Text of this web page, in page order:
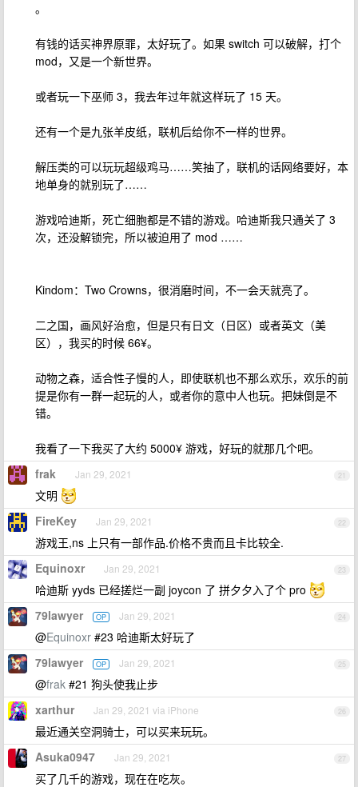
。
有钱的话买神界原罪，太好玩了。如果 switch 可以破解，打个
mod，又是一个新世界。
或者玩一下巫师 3，我去年过年就这样玩了 15 天。
还有一个是九张羊皮纸，联机后给你不一样的世界。
解压类的可以玩玩超级鸡马……笑抽了，联机的话网络要好，本
地单身的就别玩了……
游戏哈迪斯，死亡细胞都是不错的游戏。哈迪斯我只通关了 3
次，还没解锁完，所以被迫用了 mod ……
Kindom：Two Crowns，很消磨时间，不一会天就亮了。
二之国，画风好治愈，但是只有日文（日区）或者英文（美
区），我买的时候 66¥。
动物之森，适合性子慢的人，即使联机也不那么欢乐，欢乐的前
提是你有一群一起玩的人，或者你的意中人也玩。把妹倒是不
错。
我看了一下我买了大约 5000¥ 游戏，好玩的就那几个吧。
21
frak Jan 29, 2021
文明
22
FireKey Jan 29, 2021
游戏王,ns 上只有一部作品.价格不贵而且卡比较全.
23
Equinoxr Jan 29, 2021
哈迪斯 yyds 已经搓烂一副 joycon 了 拼夕夕入了个 pro
24
79lawyer OP Jan 29, 2021
@Equinoxr #23 哈迪斯太好玩了
25
79lawyer OP Jan 29, 2021
@frak #21 狗头使我止步
26
xarthur Jan 29, 2021 via iPhone
最近通关空洞骑士，可以买来玩玩。
27
Asuka0947 Jan 29, 2021
买了几千的游戏，现在在吃灰。